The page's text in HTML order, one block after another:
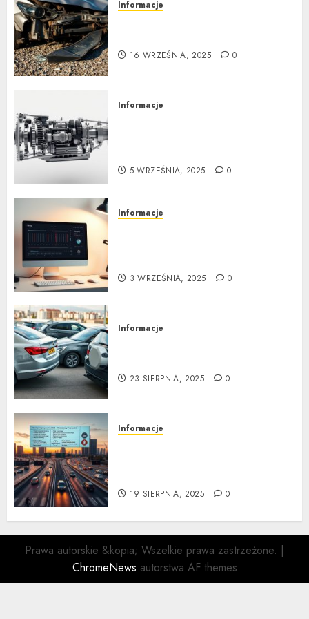
Informacje
16 WRZEŚNIA, 2025 0
Informacje
5 WRZEŚNIA, 2025 0
Informacje
3 WRZEŚNIA, 2025 0
Informacje
23 SIERPNIA, 2025 0
Informacje
19 SIERPNIA, 2025 0
Prawa autorskie &kopia; Wszelkie prawa zastrzeżone. |
ChromeNews autorstwa AF themes